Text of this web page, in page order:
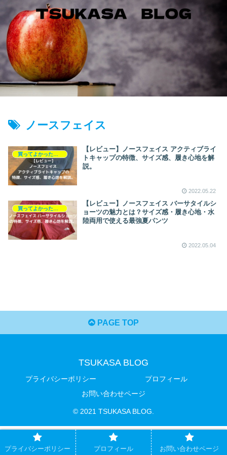
ノースフェイス
【レビュー】ノースフェイス アクティブライ
トキャップの特徴、サイズ感、履き心地を解
説。
2022.05.22
【レビュー】ノースフェイス バーサタイルシ
ョーツの魅力とは？サイズ感・履き心地・水
陸両用で使える最強夏パンツ
2022.05.04
PAGE TOP
TSUKASA BLOG
プライバシーポリシー
プロフィール
お問い合わせページ
© 2021 TSUKASA BLOG.
プライバシーポリシー プロフィール お問い合わせページ